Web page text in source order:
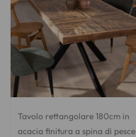
Tavolo rettangolare 180cm in
acacia finitura a spina di pesce